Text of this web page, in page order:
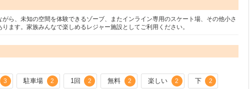
ら、未知の空間を体験できるゾーブ、またインライン専用のスケート場、その他小さ
ます。家族みんなで楽しめるレジャー施設としてご利用ください。
3 駐車場 2 1回 2 無料 2 楽しい 2 下 2